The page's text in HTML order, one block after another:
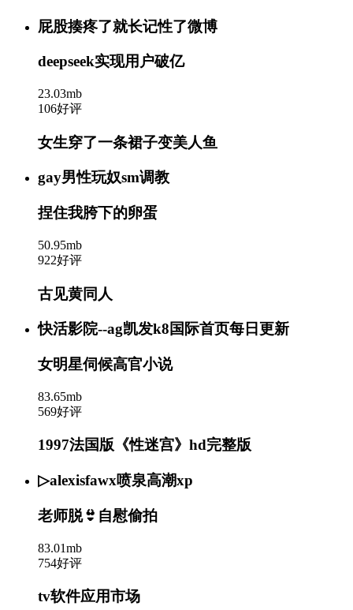
屁股揍疼了就长记性了微博
deepseek实现用户破亿
23.03mb
106好评
女生穿了一条裙子变美人鱼
gay男性玩奴sm调教
捏住我胯下的卵蛋
50.95mb
922好评
古见黄同人
快活影院--ag凯发k8国际首页每日更新
女明星伺候高官小说
83.65mb
569好评
1997法国版《性迷宫》hd完整版
▷alexisfawx喷泉高潮xp
老师脱👙自慰偷拍
83.01mb
754好评
tv软件应用市场